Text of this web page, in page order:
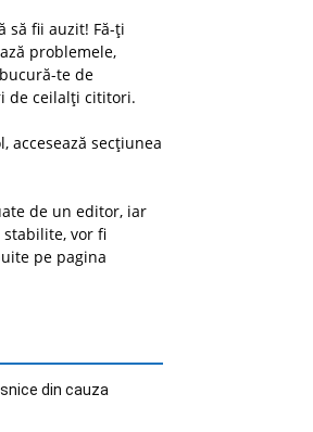
să fii auzit! Fă-ți
problemele,
te de
de ceilalți cititori.
accesează secțiunea
de un editor, iar
vor fi
pe pagina
din cauza